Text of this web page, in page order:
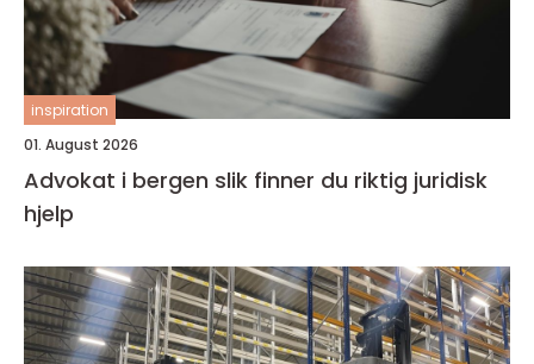
inspiration
01. August 2026
Advokat i bergen slik finner du riktig juridisk
hjelp